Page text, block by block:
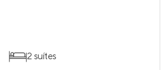
2 suítes